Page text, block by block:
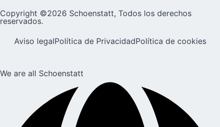
Copyright ©2026 Schoenstatt, Todos los derechos
reservados.
Aviso legalPolítica de PrivacidadPolítica de cookies
We are all Schoenstatt